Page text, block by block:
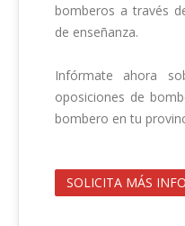
bomberos a través
de enseñanza.
Infórmate ahora
oposiciones de
bombero
SOLICITA MÁS